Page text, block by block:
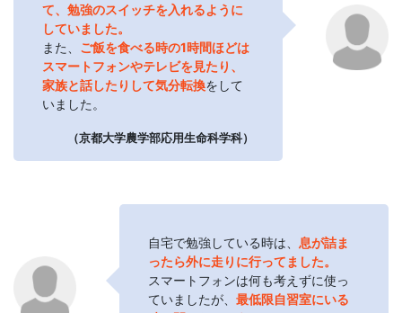
て、勉強のスイッチを入れるように
していました。
また、 ご飯を食べる時の1時間ほどは
スマートフォンやテレビを見たり、
家族と話したりして気分転換をして
いました。
（京都大学農学部応用生命科学科）
自宅で勉強している時は、 息が詰ま
ったら外に走りに行ってました。
スマートフォンは何も考えずに使っ
ていましたが、 最低限自習室にいる